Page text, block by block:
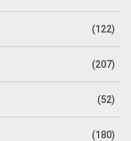
(122)
(207)
(52)
(180)